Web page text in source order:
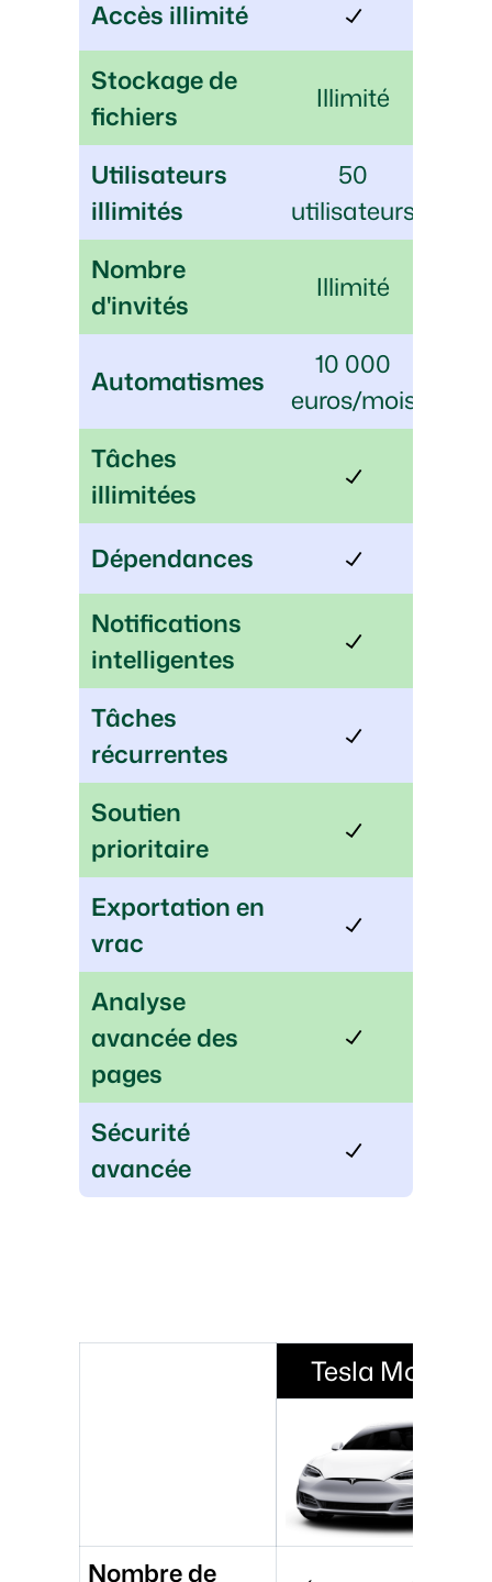
Accès illimité
Stockage de
fichiers
Illimité
Utilisateurs
illimités
50
utilisateurs
Nombre
d'invités
Illimité
Automatismes
10 000
euros/mois
Tâches
illimitées
Dépendances
Notifications
intelligentes
Tâches
récurrentes
Soutien
prioritaire
Exportation en
vrac
Analyse
avancée des
pages
Sécurité
avancée
Tesla Model S
Nombre de